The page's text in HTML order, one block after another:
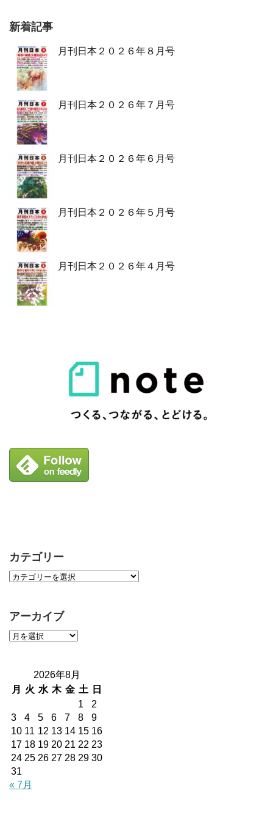
新着記事
月刊日本２０２６年８月号
月刊日本２０２６年７月号
月刊日本２０２６年６月号
月刊日本２０２６年５月号
月刊日本２０２６年４月号
カテゴリー
アーカイブ
2026年8月
月
火 水 木 金 土
日
1
2
3
4 5 6 7 8
9
10 11 12 13 14 15 16
17 18 19 20 21 22 23
24 25 26 27 28 29 30
31
« 7月